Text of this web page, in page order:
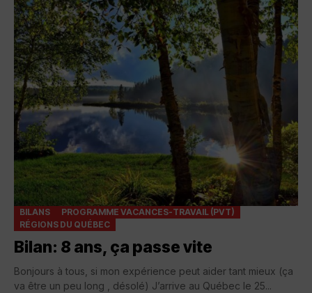
BILANS
PROGRAMME VACANCES-TRAVAIL (PVT)
RÉGIONS DU QUÉBEC
Bilan: 8 ans, ça passe vite
Bonjours à tous, si mon expérience peut aider tant mieux (ça
va être un peu long , désolé) J’arrive au Québec le 25...